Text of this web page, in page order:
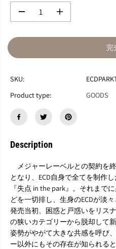
C
D
「
失
点
t
e
p
a
r
k
」
T
シ
ャ
数
失
点
e
p
r
k
」
T
シ
ャ
完
SKU:
Product type:
GOODS
Description
メジャーレーベルとの契約を
となり、ECD自身で全てを制作
『失点 in the park』。それまで
どを一切排し、生身のECDが淡
発売当初、困惑と戸惑いをリス
の狭いカテゴリーから脱却して
姿勢がやがて大きな共感を呼び
ー以外にもその存在が知られる